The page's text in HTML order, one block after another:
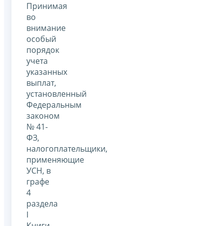
Принимая
во
внимание
особый
порядок
учета
указанных
выплат,
установленный
Федеральным
законом
№ 41-
ФЗ,
налогоплательщики,
применяющие
УСН, в
графе
4
раздела
I